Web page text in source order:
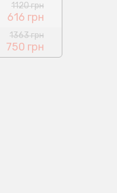
1120 грн
616 грн
1363 грн
750 грн